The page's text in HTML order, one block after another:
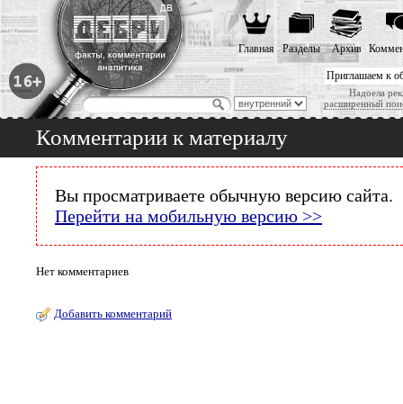
Приглашаем к
Надоела
расширенный
Главная Разделы Архив
Комментарии к материалу
Вы просматриваете обычную версию сайта.
Перейти на мобильную версию >>
Нет комментариев
Добавить комментарий